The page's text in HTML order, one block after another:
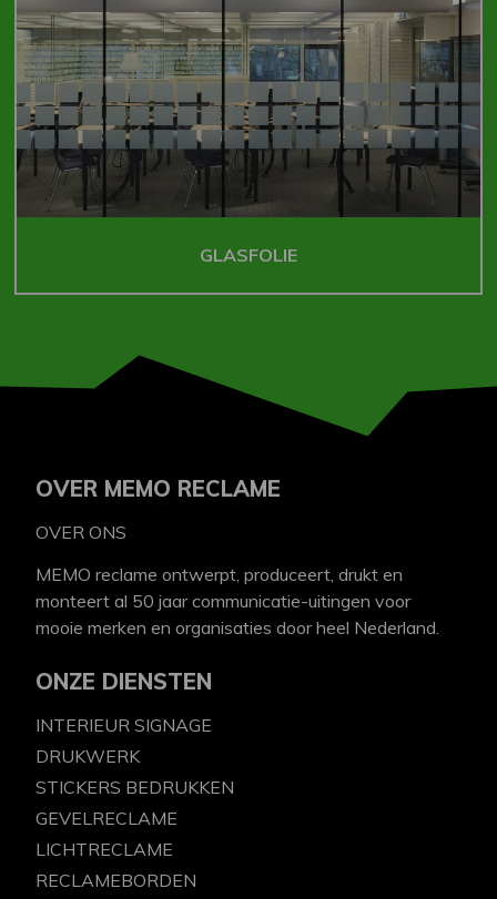
GLASFOLIE
OVER MEMO RECLAME
OVER ONS
MEMO reclame ontwerpt, produceert, drukt en
monteert al 50 jaar communicatie-uitingen voor
mooie merken en organisaties door heel Nederland.
ONZE DIENSTEN
INTERIEUR SIGNAGE
DRUKWERK
STICKERS BEDRUKKEN
GEVELRECLAME
LICHTRECLAME
RECLAMEBORDEN